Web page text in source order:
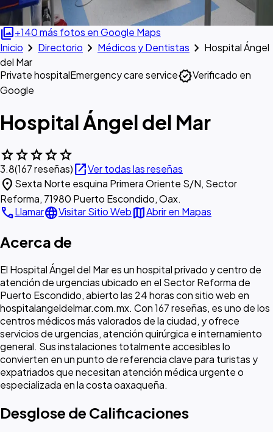
photo_library+140 más fotos en Google Maps
Inicio chevron_right Directorio chevron_right Médicos y Dentistas chevron_right Hospital Ángel
del Mar
Private hospitalEmergency care serviceverifiedVerificado en
Google
Hospital Ángel del Mar
starstarstarstarstar
3.8(167 reseñas)open_in_newVer todas las reseñas
location_on Sexta Norte esquina Primera Oriente S/N, Sector
Reforma, 71980 Puerto Escondido, Oax.
callLlamarlanguageVisitar Sitio WebmapAbrir en Mapas
Acerca de
El Hospital Ángel del Mar es un hospital privado y centro de
atención de urgencias ubicado en el Sector Reforma de
Puerto Escondido, abierto las 24 horas con sitio web en
hospitalangeldelmar.com.mx. Con 167 reseñas, es uno de los
centros médicos más valorados de la ciudad, y ofrece
servicios de urgencias, atención quirúrgica e internamiento
general. Sus instalaciones totalmente accesibles lo
convierten en un punto de referencia clave para turistas y
expatriados que necesitan atención médica urgente o
especializada en la costa oaxaqueña.
Desglose de Calificaciones